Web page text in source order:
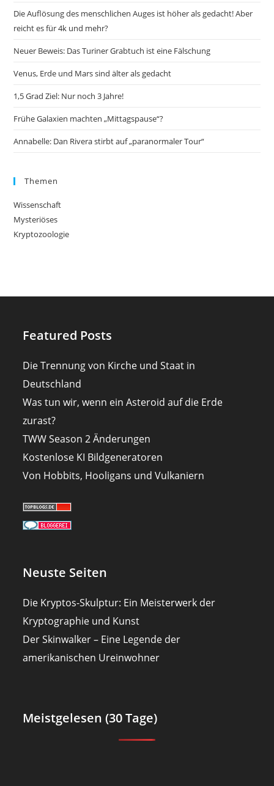
Die Auflösung des menschlichen Auges ist höher als gedacht! Aber
reicht es für 4k und mehr?
Neuer Beweis: Das Turiner Grabtuch ist eine Fälschung
Venus, Erde und Mars sind älter als gedacht
1,5 Grad Ziel: Nur noch 3 Jahre!
Frühe Galaxien machten „Mittagspause“?
Annabelle: Dan Rivera stirbt auf „paranormaler Tour“
Themen
Wissenschaft
Mysteriöses
Kryptozoologie
Featured Posts
Die Trennung von Kirche und Staat in
Deutschland
Was tun wir, wenn ein Asteroid auf die Erde
zurast?
TWW Season 2 Änderungen
Kostenlose KI Bildgeneratoren
Von Hobbits, Hooligans und Vulkaniern
Neuste Seiten
Die Kryptos-Skulptur: Ein Meisterwerk der
Kryptographie und Kunst
Der Skinwalker – Eine Legende der
amerikanischen Ureinwohner
Meistgelesen (30 Tage)